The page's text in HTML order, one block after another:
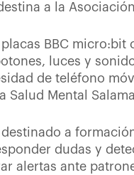
a la
BBC micro:bit
luces y
de teléfono
Mental
a
dudas y
alertas ante